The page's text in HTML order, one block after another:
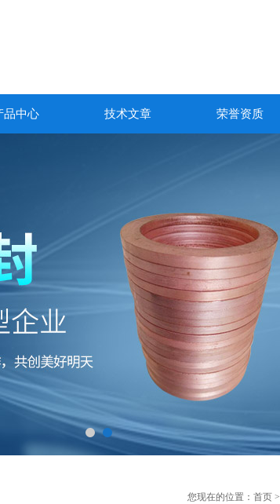
品中心 技术文章 荣誉资质
您现在的位置： 首页 >